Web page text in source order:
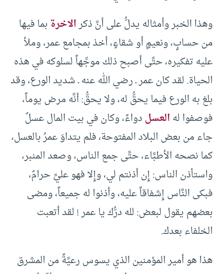
وهذا الخبر وأمثاله يدلُّ على أنَّ ذكرالاخرةبما فيها
من حسابٍ، ونعيمٍ أو شقاءٍ، أخذ بمجامع عمر، وملأ
عليه تفكيره، حتَّى أصبح ذلك موجِّهاً لسلوكه في هذه
الحياة. لقد كان عمر ـ رضي الله عنه ـ شديد الورع، وقد
بلغ به الورع فيما يحقُّ له، ولا يحقُّ: أنَّه مرض يوماً،
فوصفوا لهالعسلدواءً، وكان في بيت المال عسلٌ
جاء من بعض البلاد المفتوحة، فلم يتداوَ عمرُ بالعسل،
كما نصحه الأطبَّاء، حتَّى جمع الناس، وصعد المنبر،
واستأذن الناس: إِن أذنتم لي، وإِلا فهو عليَّ حرامٌ،
فبكى النَّاس إِشفاقاً عليه، وأذنوا له جميعاً، ومضى
بعضهم يقول لبعض: لله درُّك يا عمر ! لقد أتعبت
الخلفاء بعدك.
هذا هو أمير المؤمنين الذي يسوس رعيَّةً من المشرق